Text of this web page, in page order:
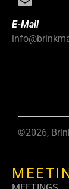
E-Mail
©2026,